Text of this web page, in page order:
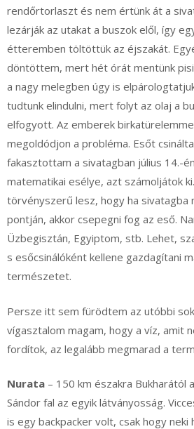
rendőrtorlaszt és nem értünk át a
lezárják az utakat a buszok elől, így
étteremben töltöttük az éjszakát.
döntöttem, mert hét órát mentünk
a nagy melegben úgy is
tudtunk elindulni, mert folyt az olaj a
elfogyott. Az emberek
megoldódjon a probléma. Esőt
fakasztottam a sivatagban július 14.-
matematikai esélye, azt számoljátok
törvényszerű lesz, hogy ha sivatagba
pontján, akkor csepegni fog az eső.
Üzbegisztán, Egyiptom, stb. Lehet,
s esőcsinálóként kellene gazdagítani
természetet.
Persze itt sem fürödtem az utóbbi
vígasztalom magam, hogy a víz, amit
fordítok, az legalább megmarad a
Nurata – 150 km északra Bukharától
Sándor fal az egyik látványosság.
is egy backpacker volt, csak hogy neki